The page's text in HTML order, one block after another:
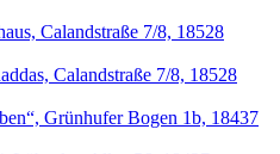
Calandstraße 7/8, 18528
Calandstraße 7/8, 18528
Grünhufer Bogen 1b, 18437